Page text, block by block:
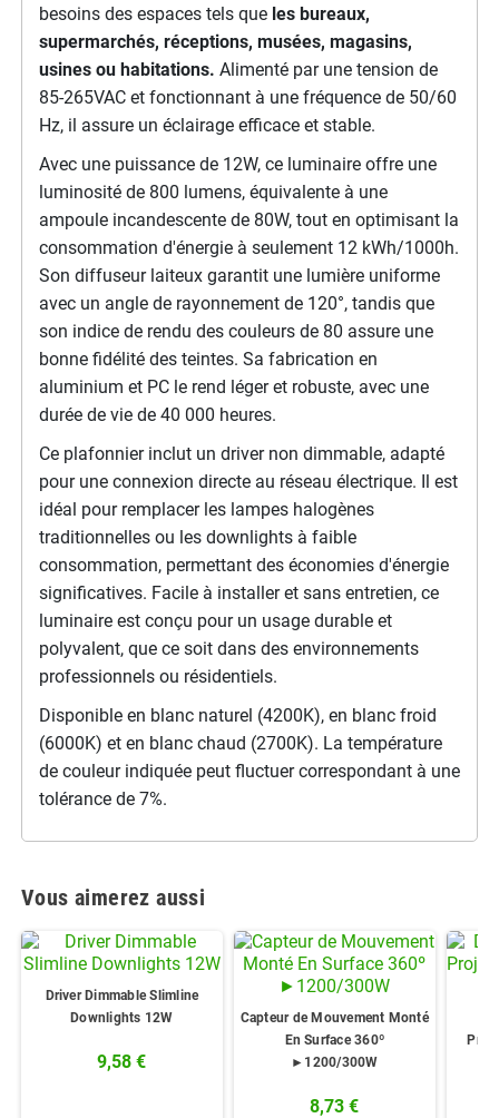
besoins des espaces tels que les bureaux,
supermarchés, réceptions, musées, magasins,
usines ou habitations. Alimenté par une tension de
85-265VAC et fonctionnant à une fréquence de 50/60
Hz, il assure un éclairage efficace et stable.
Avec une puissance de 12W, ce luminaire offre une
luminosité de 800 lumens, équivalente à une
ampoule incandescente de 80W, tout en optimisant la
consommation d'énergie à seulement 12 kWh/1000h.
Son diffuseur laiteux garantit une lumière uniforme
avec un angle de rayonnement de 120°, tandis que
son indice de rendu des couleurs de 80 assure une
bonne fidélité des teintes. Sa fabrication en
aluminium et PC le rend léger et robuste, avec une
durée de vie de 40 000 heures.
Ce plafonnier inclut un driver non dimmable, adapté
pour une connexion directe au réseau électrique. Il est
idéal pour remplacer les lampes halogènes
traditionnelles ou les downlights à faible
consommation, permettant des économies d'énergie
significatives. Facile à installer et sans entretien, ce
luminaire est conçu pour un usage durable et
polyvalent, que ce soit dans des environnements
professionnels ou résidentiels.
Disponible en blanc naturel (4200K), en blanc froid
(6000K) et en blanc chaud (2700K). La température
de couleur indiquée peut fluctuer correspondant à une
tolérance de 7%.
Vous aimerez aussi
Driver Dimmable Slimline
Downlights 12W
9,58 €
Capteur de Mouvement Monté
En Surface 360º
►1200/300W
8,73 €